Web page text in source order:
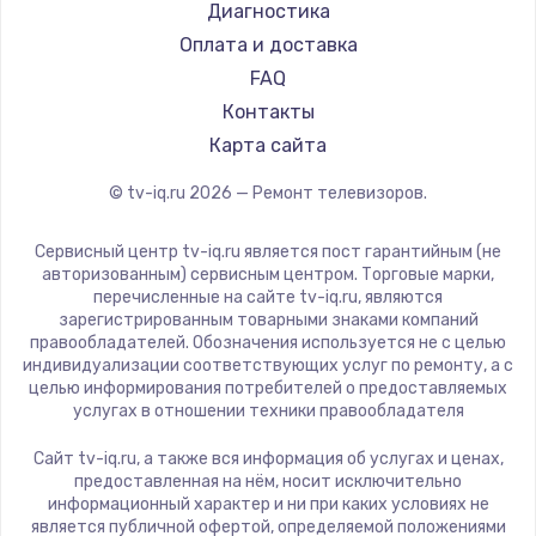
Замена видеокарты
1600 руб.
Заказать
Ремонт разъема питания
880 руб.
Заказать
Замена видеочипа
2745 руб.
Заказать
2600 руб.
Заказать
Hyundai
Doffler
Hiper
Grundig
HITACHI
Yandex
National
iFFALCON
Tuvio
Nord
BenQ
Диагностика
Оплата и доставка
FAQ
Контакты
Карта сайта
© tv-iq.ru 2026 — Ремонт телевизоров.
Сервисный центр tv-iq.ru является пост гарантийным (не
авторизованным) сервисным центром. Торговые марки,
перечисленные на сайте tv-iq.ru, являются
зарегистрированным товарными знаками компаний
правообладателей. Обозначения используется не с целью
индивидуализации соответствующих услуг по ремонту, а с
целью информирования потребителей о предоставляемых
услугах в отношении техники правообладателя
Сайт tv-iq.ru, а также вся информация об услугах и ценах,
предоставленная на нём, носит исключительно
информационный характер и ни при каких условиях не
является публичной офертой, определяемой положениями